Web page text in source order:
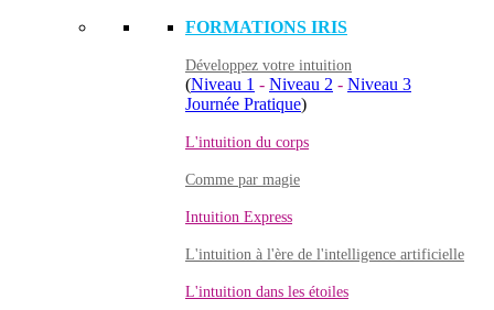
FORMATIONS IRIS
Développez votre intuition
(Niveau 1 - Niveau 2 - Niveau 3
Journée Pratique)
L'intuition du corps
Comme par magie
Intuition Express
L'intuition à l'ère de l'intelligence artificielle
L'intuition dans les étoiles